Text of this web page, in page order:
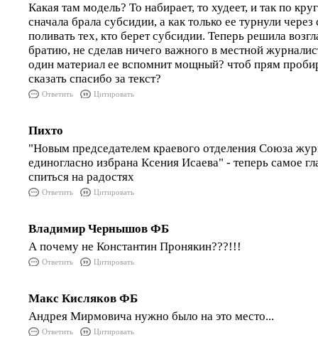
Какая там модель? То набирает, то худеет, и так по
сначала брала субсидии, а как только ее турнули через
поливать тех, кто берет субсидии. Теперь решила
братию, не сделав ничего важного в местной
один материал ее вспомнит мощный? чтоб прям
сказать спасибо за текст?
Ответить Цитировать
Пихто
"Новым председателем краевого отделения Союза
единогласно избрана Ксения Исаева" - теперь самое
спиться на радостях
Ответить Цитировать
Владимир Чернышов ФБ
А почему не Константин Пронякин???!!!
Ответить Цитировать
Макс Кисляков ФБ
Андрея Мирмовича нужно было на это место...
Ответить Цитировать